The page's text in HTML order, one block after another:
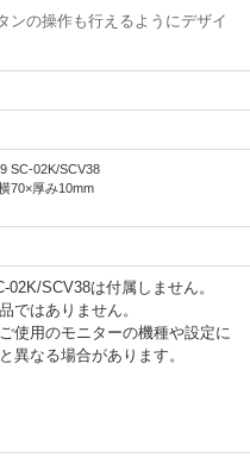
ンの操作も行えるようにデザイ
SC-02K/SCV38
70×厚み10mm
SCV38は付属しません。
ではありません。
使用のモニターの機種や設定に
異なる場合があります。